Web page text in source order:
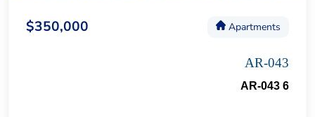
Apartments
$350,000
AR-043
AR-043 6